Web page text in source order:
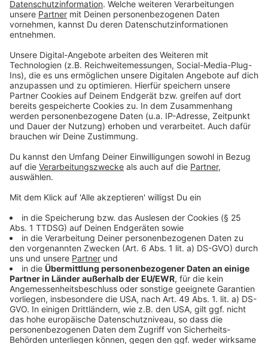
Besonders freut sich Pia Fernau auf "das neue Team
und auch die tollen Fans des USC", die sie aus den
Spielen am Berg Fidel noch sehr lautstark und
leidenschaftlich in Erinnerung hat.
Anzeige
dass gerade die Konstellation mit zwei jungen und
perspektivreichen Zuspielerinnen für den Verein und
beide Spielerinnen in der kommenden Saison einen
großen Schritt in ihrer sportlichen und persönlichen
Entwicklung machen werden.
Anzeige